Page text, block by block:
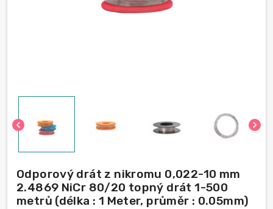
chevron_left chevron_right
Odporový drát z nikromu 0,022-10 mm
2.4869 NiCr 80/20 topný drát 1-500
metrů (délka : 1 Meter, průměr : 0.05mm)